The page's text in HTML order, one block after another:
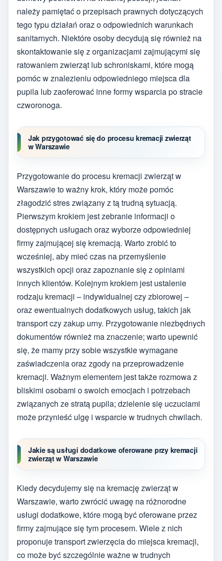
należy pamiętać o przepisach prawnych dotyczących
tego typu działań oraz o odpowiednich warunkach
sanitarnych. Niektóre osoby decydują się również na
skontaktowanie się z organizacjami zajmującymi się
ratowaniem zwierząt lub schroniskami, które mogą
pomóc w znalezieniu odpowiedniego miejsca dla
pupila lub zaoferować inne formy wsparcia po stracie
czworonoga.
Jak przygotować się do procesu kremacji zwierząt
w Warszawie
Przygotowanie do procesu kremacji zwierząt w
Warszawie to ważny krok, który może pomóc
złagodzić stres związany z tą trudną sytuacją.
Pierwszym krokiem jest zebranie informacji o
dostępnych usługach oraz wyborze odpowiedniej
firmy zajmującej się kremacją. Warto zrobić to
wcześniej, aby mieć czas na przemyślenie
wszystkich opcji oraz zapoznanie się z opiniami
innych klientów. Kolejnym krokiem jest ustalenie
rodzaju kremacji – indywidualnej czy zbiorowej –
oraz ewentualnych dodatkowych usług, takich jak
transport czy zakup urny. Przygotowanie niezbędnych
dokumentów również ma znaczenie; warto upewnić
się, że mamy przy sobie wszystkie wymagane
zaświadczenia oraz zgody na przeprowadzenie
kremacji. Ważnym elementem jest także rozmowa z
bliskimi osobami o swoich emocjach i potrzebach
związanych ze stratą pupila; dzielenie się uczuciami
może przynieść ulgę i wsparcie w trudnych chwilach.
Jakie są usługi dodatkowe oferowane przy kremacji
zwierząt w Warszawie
Kiedy decydujemy się na kremację zwierząt w
Warszawie, warto zwrócić uwagę na różnorodne
usługi dodatkowe, które mogą być oferowane przez
firmy zajmujące się tym procesem. Wiele z nich
proponuje transport zwierzęcia do miejsca kremacji,
co może być szczególnie ważne w trudnych